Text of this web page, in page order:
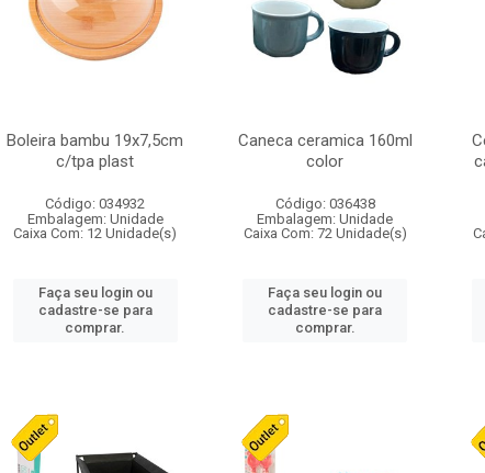
Boleira bambu 19x7,5cm
c/tpa plast
Código: 034932
Embalagem: Unidade
Caixa Com: 12 Unidade(s)
Faça seu login ou
cadastre-se para
comprar.
Caneca ceramica 160ml
color
Código: 036438
Embalagem: Unidade
Caixa Com: 72 Unidade(s)
Faça seu login ou
cadastre-se para
comprar.